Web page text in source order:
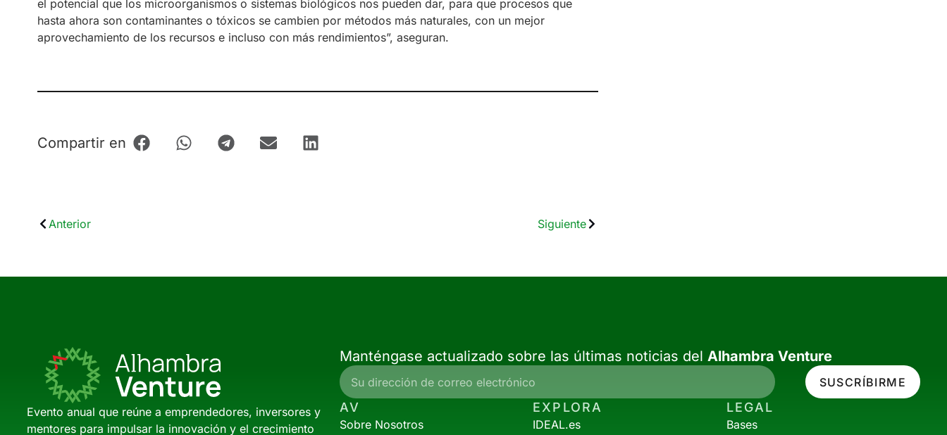
el potencial que los microorganismos o sistemas biológicos nos pueden dar, para que procesos que
hasta ahora son contaminantes o tóxicos se cambien por métodos más naturales, con un mejor
aprovechamiento de los recursos e incluso con más rendimientos”, aseguran.
Compartir en
Anterior Siguiente
Evento anual que reúne a emprendedores, inversores y
mentores para impulsar la innovación y el crecimiento
Manténgase actualizado sobre las últimas noticias del Alhambra Venture
SUSCRÍBIRME
AV
Sobre Nosotros
EXPLORA
IDEAL.es
LEGAL
Bases